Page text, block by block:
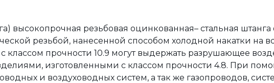
высокопрочная резьбовая оцинкованная– стальная
резьбой, нанесенной способом холодной накатки на
классом прочности 10.9 могут выдержать разрушающее
изготовленными с классом прочности 4.8. При
и воздуховодных систем, а так же газопроводов,